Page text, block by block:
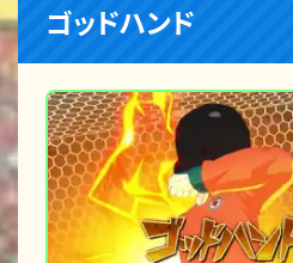
ゴッドハンド